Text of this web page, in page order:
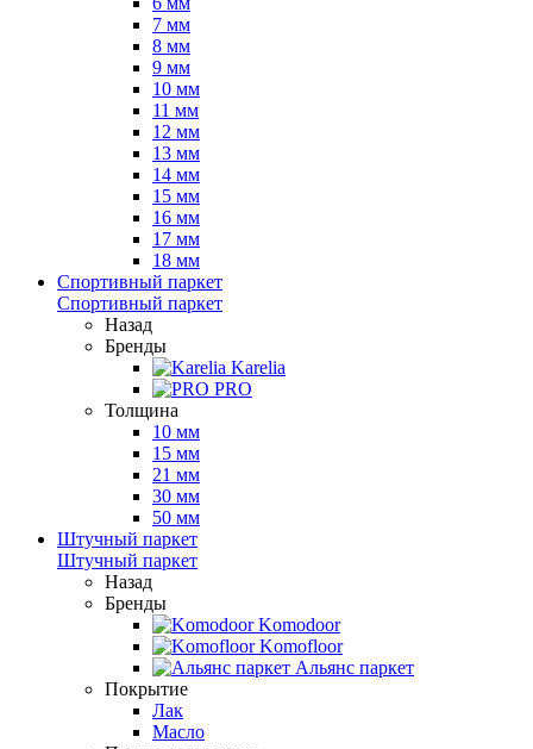
7 мм
8 мм
9 мм
10 мм
11 мм
12 мм
13 мм
14 мм
15 мм
16 мм
17 мм
18 мм
Спортивный паркет
Спортивный паркет
Назад
Бренды
Karelia
PRO
Толщина
10 мм
15 мм
21 мм
30 мм
50 мм
Штучный паркет
Штучный паркет
Назад
Бренды
Komodoor
Komofloor
Альянс паркет
Покрытие
Лак
Масло